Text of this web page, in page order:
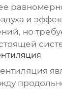
и
но